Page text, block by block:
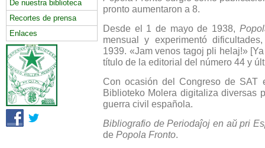
De nuestra biblioteca
Recortes de prensa
Enlaces
pronto aumentaron a 8.
Desde el 1 de mayo de 1938,
mensual y experimentó
1939. «Jam venos tagoj pli helaj!»
título de la editorial del número 44 y
Con ocasión del Congreso de SAT
Biblioteko Molera digitaliza diversas
guerra civil española.
Bibliografio de Periodaĵoj en aŭ pri
de Popola Fronto.